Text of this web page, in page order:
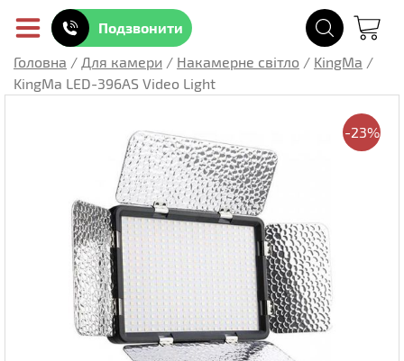
Подзвонити
Головна / Для камери / Накамерне світло / KingMa /
KingMa LED-396AS Video Light
-23%